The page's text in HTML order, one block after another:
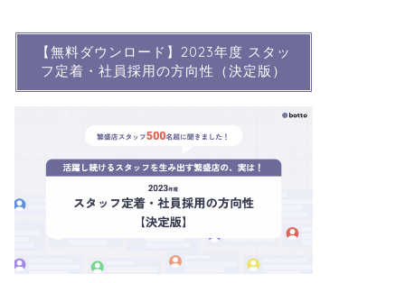
【無料ダウンロード】2023年度 スタッ
フ定着・社員採用の方向性（決定版）